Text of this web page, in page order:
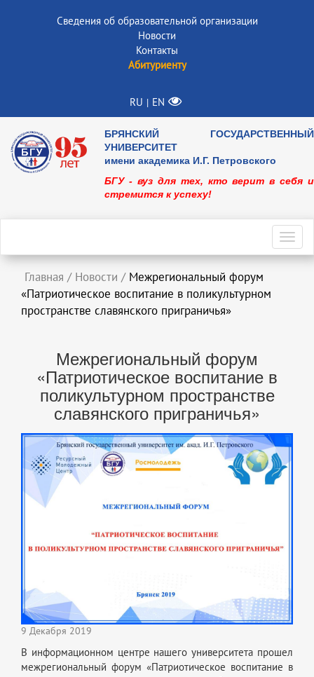
Сведения об образовательной организации
Новости
Контакты
Абитуриенту
RU | EN
БРЯНСКИЙ ГОСУДАРСТВЕННЫЙ
УНИВЕРСИТЕТ
имени академика И.Г. Петровского
БГУ - вуз для тех, кто верит в себя и
стремится к успеху!
Главная / Новости / Межрегиональный форум
«Патриотическое воспитание в поликультурном
пространстве славянского приграничья»
Межрегиональный форум
«Патриотическое воспитание в
поликультурном пространстве
славянского приграничья»
9 Декабря 2019
В информационном центре нашего университета прошел
межрегиональный форум «Патриотическое воспитание в